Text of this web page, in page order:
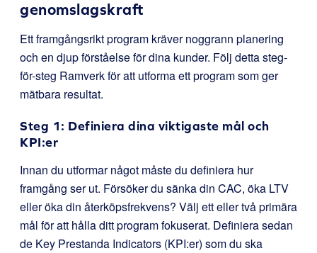
genomslagskraft
Ett framgångsrikt program kräver noggrann planering
och en djup förståelse för dina kunder. Följ detta steg-
för-steg Ramverk för att utforma ett program som ger
mätbara resultat.
Steg 1: Definiera dina viktigaste mål och
KPI:er
Innan du utformar något måste du definiera hur
framgång ser ut. Försöker du sänka din CAC, öka LTV
eller öka din återköpsfrekvens? Välj ett eller två primära
mål för att hålla ditt program fokuserat. Definiera sedan
de Key Prestanda Indicators (KPI:er) som du ska